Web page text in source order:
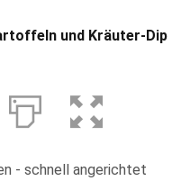
und Kräuter-Dip
- schnell angerichtet